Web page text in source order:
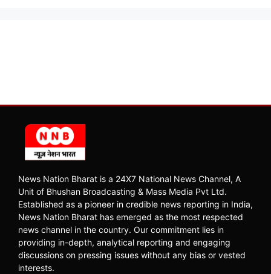
News Nation Bharat is a 24X7 National News Channel, A
Unit of Bhushan Broadcasting & Mass Media Pvt Ltd.
Established as a pioneer in credible news reporting in India,
News Nation Bharat has emerged as the most respected
news channel in the country. Our commitment lies in
providing in-depth, analytical reporting and engaging
discussions on pressing issues without any bias or vested
interests.